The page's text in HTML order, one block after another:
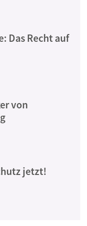
Das Recht auf
von
jetzt!